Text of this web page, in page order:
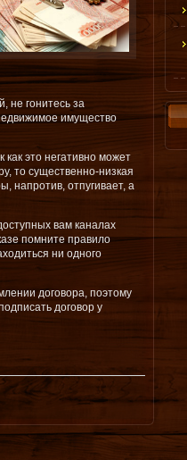
не гонитесь за
имущество
это негативно может
то существенно-низкая
напротив, отпугивает, а
вам каналах
помните правило
ни одного
договора, поэтому
договор у